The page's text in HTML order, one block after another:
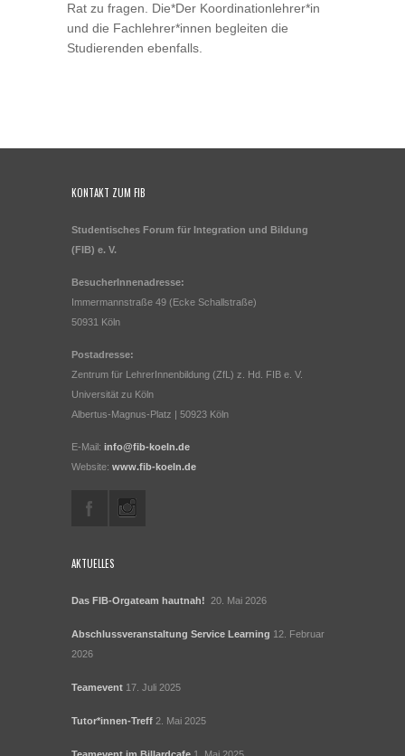
Rat zu fragen. Die*Der Koordinationlehrer*in
und die Fachlehrer*innen begleiten die
Studierenden ebenfalls.
KONTAKT ZUM FIB
Studentisches Forum für Integration und Bildung
(FIB) e. V.
BesucherInnenadresse:
Immermannstraße 49 (Ecke Schallstraße)
50931 Köln
Postadresse:
Zentrum für LehrerInnenbildung (ZfL) z. Hd. FIB e. V.
Universität zu Köln
Albertus-Magnus-Platz | 50923 Köln
E-Mail: info@fib-koeln.de
Website: www.fib-koeln.de
AKTUELLES
Das FIB-Orgateam hautnah! 20. Mai 2026
Abschlussveranstaltung Service Learning 12. Februar
2026
Teamevent 17. Juli 2025
Tutor*innen-Treff 2. Mai 2025